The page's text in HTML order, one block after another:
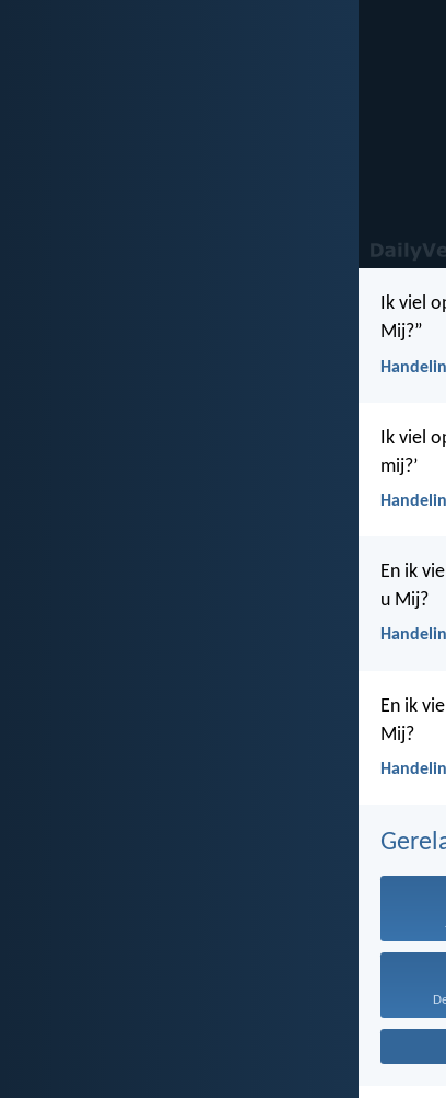
Ik viel
Mij?”
Ik viel
mij?’
En ik
u Mij?
En ik
Mij?